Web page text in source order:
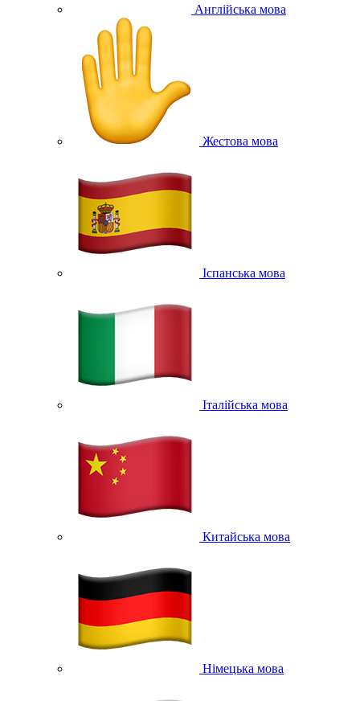
Англійська мова
Жестова мова
Іспанська мова
Італійська мова
Китайська мова
Німецька мова